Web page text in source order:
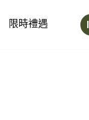
限時禮遇